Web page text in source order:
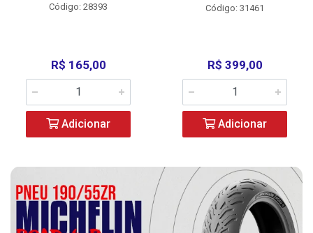
Código: 28393
R$ 165,00
Adicionar
Código: 31461
R$ 399,00
Adicionar